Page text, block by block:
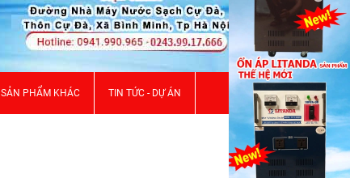
SẢN PHẨM KHÁC TIN TỨC - DỰ ÁN